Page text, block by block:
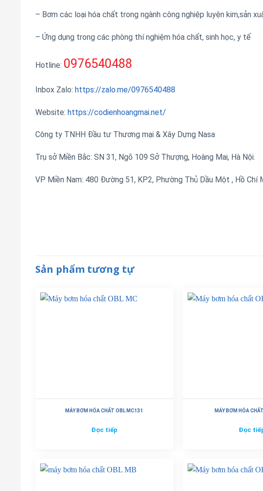
– Bơm các loại hóa chất trong ngành công nghiệp luyện kim,sản
– Ứng dụng trong các phòng thí nghiệm hóa chất, sinh học, y tế
Hotline: 0976540488
Inbox Zalo: https://zalo.me/0976540488
Website: https://codienhoangmai.net/
Công ty TNHH Đầu tư Thương mại & Xây Dựng Nasa
Trụ sở Miền Bắc: SN 31, Ngõ 109 Sở Thượng, Hoàng Mai, Hà Nội.
VP Miền Nam: 480 Đường 51, KP2, Phường Thủ Dầu Một , Hồ Chí
Sản phẩm tương tự
MÁY BƠM HÓA CHẤT OBL MC131
Đọc tiếp
MÁY BƠM HÓA
Đọc